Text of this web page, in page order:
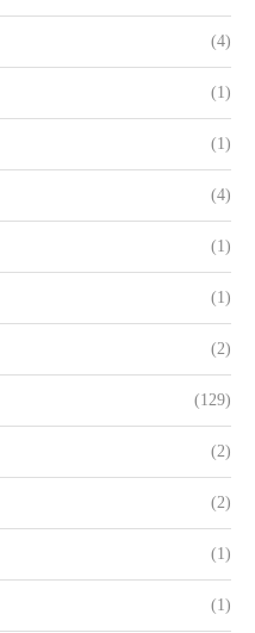
(4)
(1)
(1)
(4)
(1)
(1)
(2)
(129)
(2)
(2)
(1)
(1)